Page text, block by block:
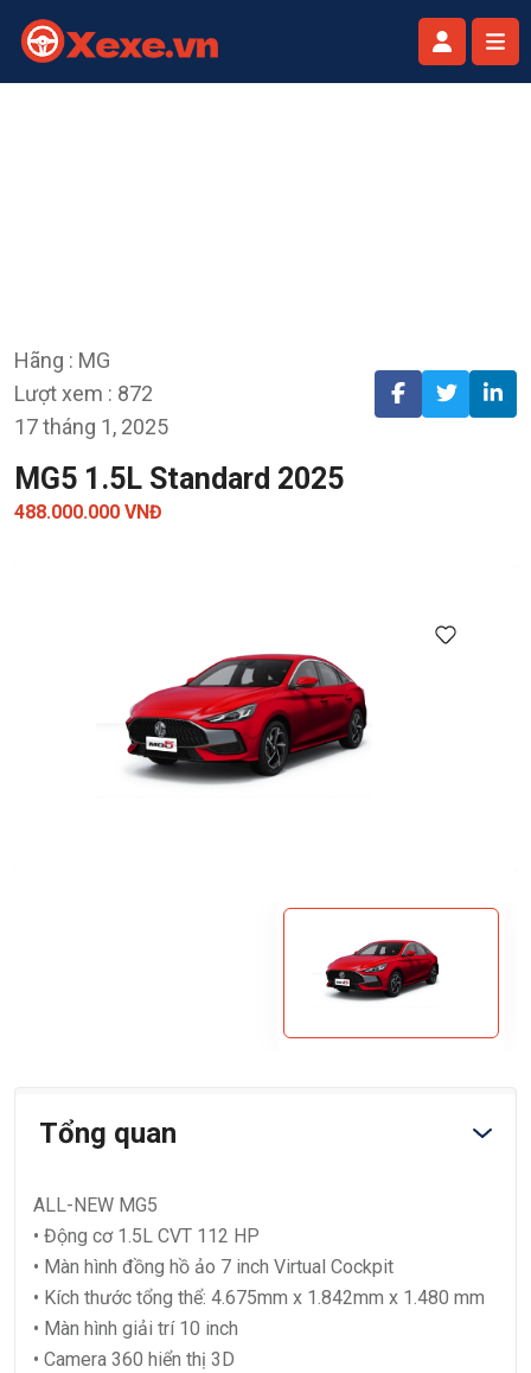
Hãng : MG
Lượt xem : 872
17 tháng 1, 2025
MG5 1.5L Standard 2025
488.000.000 VNĐ
Tổng quan
ALL-NEW MG5
• Động cơ 1.5L CVT 112 HP
• Màn hình đồng hồ ảo 7 inch Virtual Cockpit
• Kích thước tổng thể: 4.675mm x 1.842mm x 1.480 mm
• Màn hình giải trí 10 inch
• Camera 360 hiển thị 3D